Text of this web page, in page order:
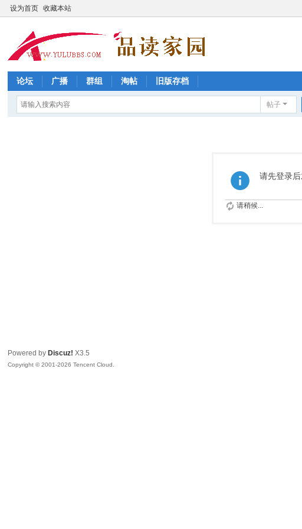
设为首页 收藏本站
论坛 广播 群组 淘帖 旧版存档
帖子
请先登录
请稍候...
Powered by Discuz! X3.5
Copyright © 2001-2026 Tencent Cloud.